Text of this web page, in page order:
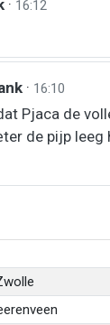
· 16:12
· 16:10
Pjaca de
de pijp leeg